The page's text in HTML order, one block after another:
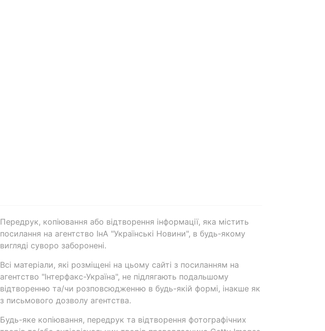
Передрук, копіювання або відтворення інформації, яка містить
посилання на агентство ІнА "Українські Новини", в будь-якому
вигляді суворо заборонені.
Всі матеріали, які розміщені на цьому сайті з посиланням на
агентство "Інтерфакс-Україна", не підлягають подальшому
відтворенню та/чи розповсюдженню в будь-якій формі, інакше як
з письмового дозволу агентства.
Будь-яке копіювання, передрук та відтворення фотографічних